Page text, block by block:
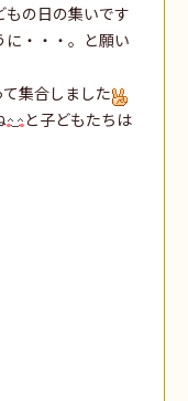
もの日の集いです
・・・。と願い
集合しました
と子どもたちは